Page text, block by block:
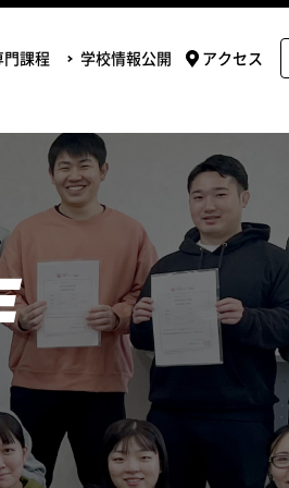
課程 学校情報公開 アクセス